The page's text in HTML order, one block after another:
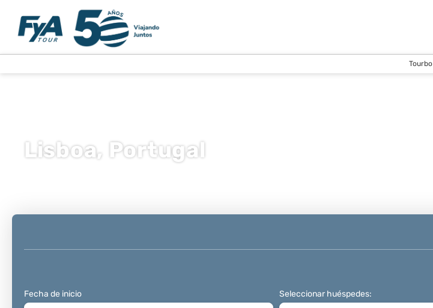
Tourbo
Lisboa, Portugal
Fecha de inicio Seleccionar huéspedes: